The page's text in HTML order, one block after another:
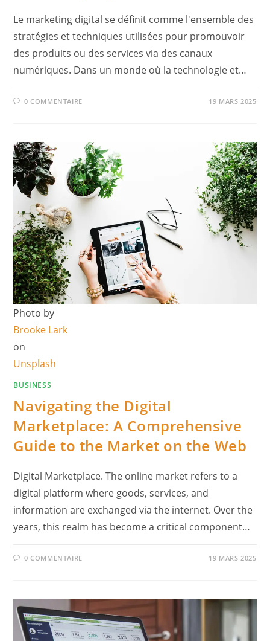
Le marketing digital se définit comme l'ensemble des
stratégies et techniques utilisées pour promouvoir
des produits ou des services via des canaux
numériques. Dans un monde où la technologie et…
0 COMMENTAIRE 19 MARS 2025
Photo by
Brooke Lark
on
Unsplash
BUSINESS
Navigating the Digital
Marketplace: A Comprehensive
Guide to the Market on the Web
Digital Marketplace. The online market refers to a
digital platform where goods, services, and
information are exchanged via the internet. Over the
years, this realm has become a critical component…
0 COMMENTAIRE 19 MARS 2025